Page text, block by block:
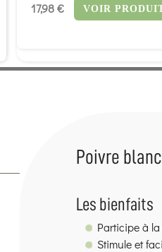
Poivre
Les bienfaits
Participe à
Stimule et
17,98 € VOIR